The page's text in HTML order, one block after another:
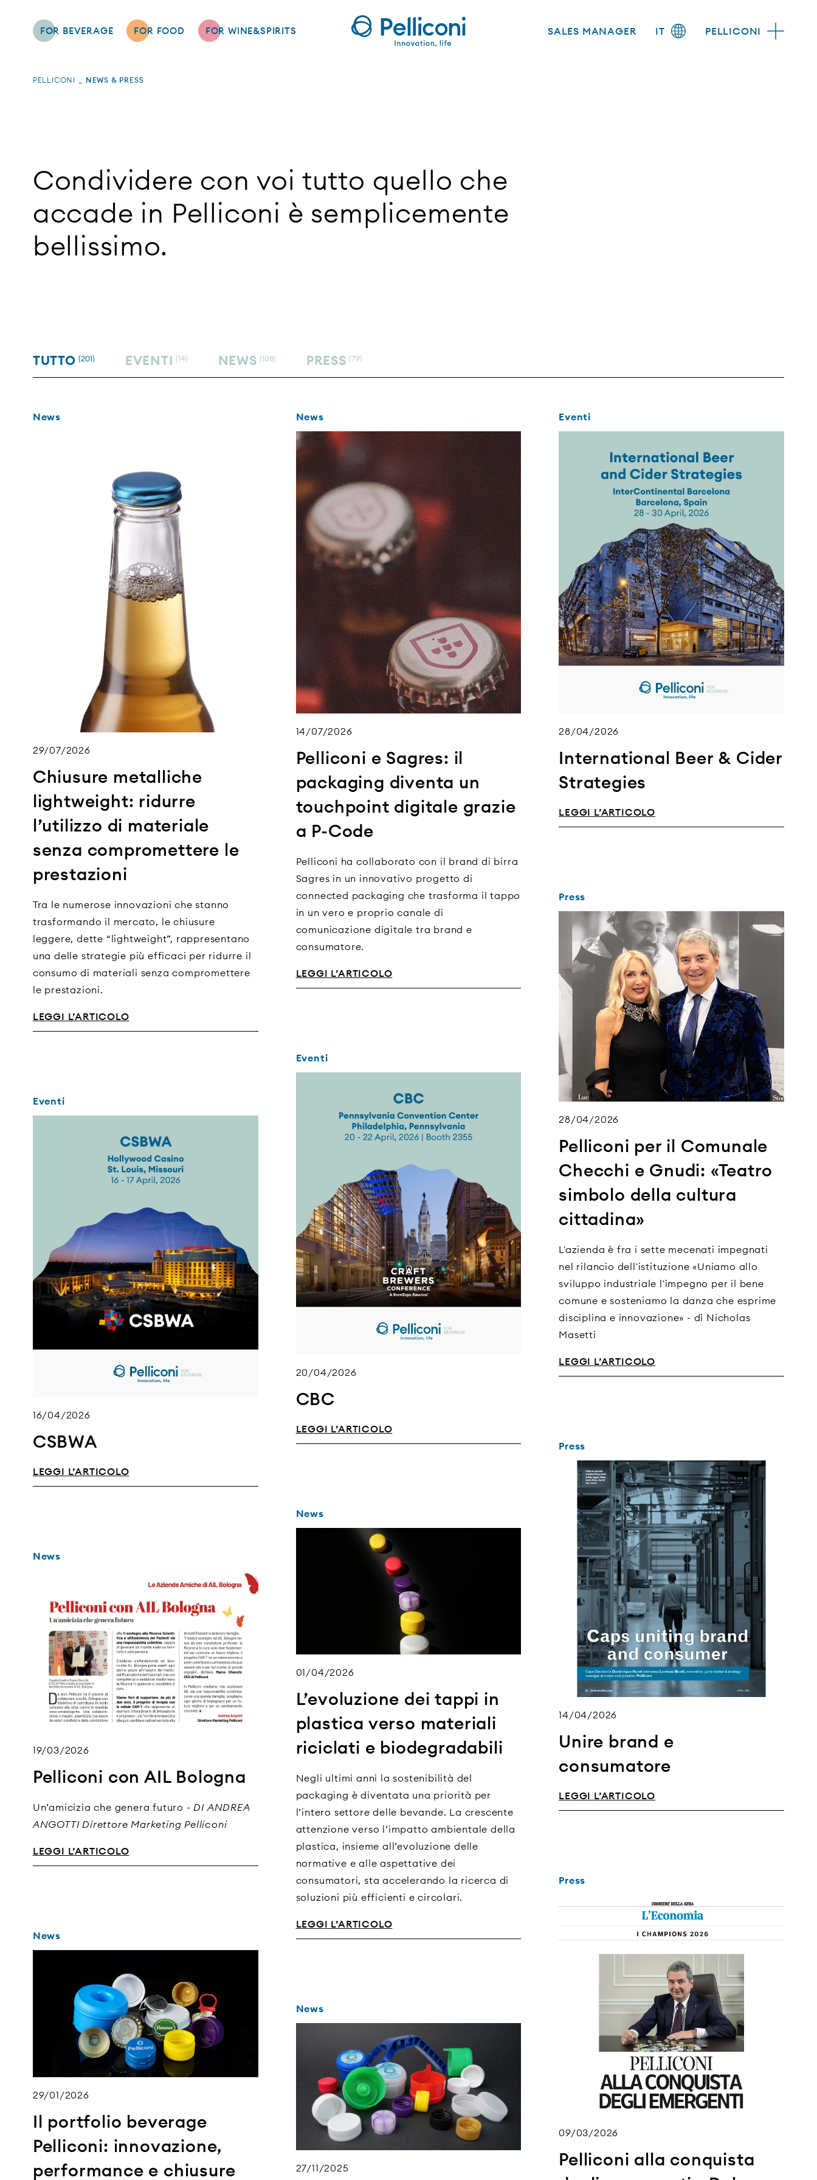
FOR BEVERAGE FOR FOOD FOR WINE&SPIRITS SALES MANAGER IT PELLICONI
PELLICONI NEWS & PRESS
Condividere con voi tutto quello che
accade in Pelliconi è semplicemente
bellissimo.
TUTTO (201) EVENTI (14) NEWS (108) PRESS (79)
News
29/07/2026
Chiusure metalliche
lightweight: ridurre
l’utilizzo di materiale
senza compromettere le
prestazioni
Tra le numerose innovazioni che stanno
trasformando il mercato, le chiusure
leggere, dette “lightweight”, rappresentano
una delle strategie più efficaci per ridurre il
consumo di materiali senza compromettere
le prestazioni.
LEGGI L’ARTICOLO
News
14/07/2026
Pelliconi e Sagres: il
packaging diventa un
touchpoint digitale grazie
a P-Code
Pelliconi ha collaborato con il brand di birra
Sagres in un innovativo progetto di
connected packaging che trasforma il tappo
in un vero e proprio canale di
comunicazione digitale tra brand e
consumatore.
LEGGI L’ARTICOLO
Eventi
28/04/2026
International Beer & Cider
Strategies
LEGGI L’ARTICOLO
Press
28/04/2026
Pelliconi per il Comunale
Checchi e Gnudi: «Teatro
simbolo della cultura
cittadina»
L'azienda è fra i sette mecenati impegnati
nel rilancio dell'istituzione «Uniamo allo
sviluppo industriale l'impegno per il bene
comune e sosteniamo la danza che esprime
disciplina e innovazione» - di Nicholas
Masetti
LEGGI L’ARTICOLO
Eventi
20/04/2026
CBC
LEGGI L’ARTICOLO
Eventi
16/04/2026
CSBWA
LEGGI L’ARTICOLO
Press
14/04/2026
Unire brand e
consumatore
LEGGI L’ARTICOLO
News
01/04/2026
L’evoluzione dei tappi in
plastica verso materiali
riciclati e biodegradabili
Negli ultimi anni la sostenibilità del
packaging è diventata una priorità per
l’intero settore delle bevande. La crescente
attenzione verso l’impatto ambientale della
plastica, insieme all’evoluzione delle
normative e alle aspettative dei
consumatori, sta accelerando la ricerca di
soluzioni più efficienti e circolari.
LEGGI L’ARTICOLO
News
19/03/2026
Pelliconi con AIL Bologna
Un’amicizia che genera futuro -DI ANDREA
ANGOTTI Direttore Marketing Pelliconi
LEGGI L’ARTICOLO
Press
09/03/2026
Pelliconi alla conquista
News
29/01/2026
Il portfolio beverage
Pelliconi: innovazione,
performance e chiusure
News
27/11/2025